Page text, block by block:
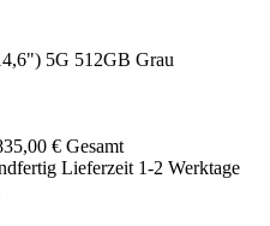
5G 512GB Grau
€ Gesamt
Lieferzeit 1-2 Werktage